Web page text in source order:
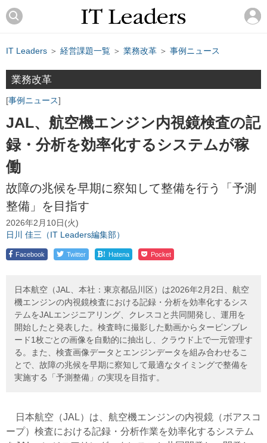
IT Leaders ＞ 経営課題一覧 ＞ 業務改革 ＞ 事例ニュース
業務改革
事例ニュース
JAL、航空機エンジン内視鏡検査の記
録・分析を効率化するシステムが稼
働
故障の兆候を早期に察知して整備を行う「予測
整備」を目指す
2026年2月10日(火)
日川 佳三（IT Leaders編集部）
Facebook Twitter ! Hatena Pocket
日本航空（JAL、本社：東京都品川区）は2026年2月2日、航空
機エンジンの内視鏡検査における記録・分析を効率化するシス
テムをJALエンジニアリング、クレスコと共同開発し、運用を
開始したと発表した。検査時に撮影した動画からタービンブレ
ード1枚ごとの画像を自動的に抽出し、クラウド上で一元管理す
る。また、検査画像データとエンジンデータを組み合わせるこ
とで、故障の兆候を早期に察知して最適なタイミングで整備を
実施する「予測整備」の実現を目指す。
日本航空（JAL）は、航空機エンジンの内視鏡（ボアスコ
ープ）検査における記録・分析作業を効率化するシステム